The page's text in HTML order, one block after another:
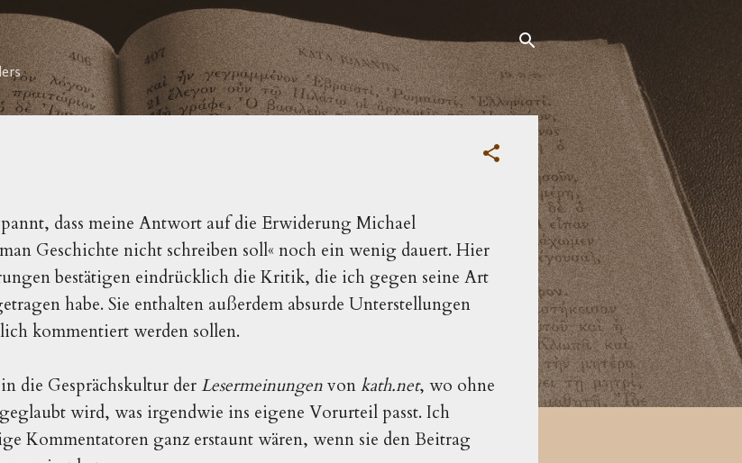
Direkt zum Hauptbereich
dass meine Antwort auf die Erwiderung Michael
Geschichte nicht schreiben soll« noch ein wenig dauert. Hier
bestätigen eindrücklich die Kritik, die ich gegen seine Art
habe. Sie enthalten außerdem absurde Unterstellungen
kommentiert werden sollen.
die Gesprächskultur derLesermeinungenvonkath.net, wo ohne
wird, was irgendwie ins eigene Vorurteil passt. Ich
Kommentatoren ganz erstaunt wären, wenn sie den Beitrag